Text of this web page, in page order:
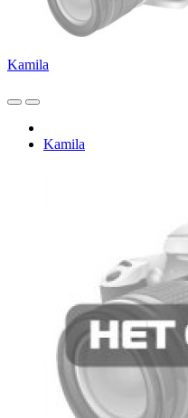
Kamila
Kamila